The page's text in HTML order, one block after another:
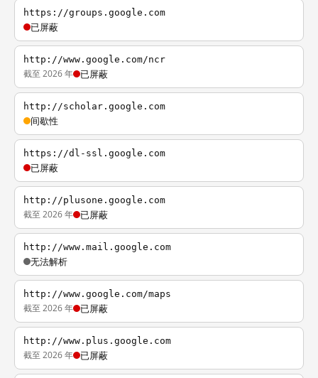
https://groups.google.com
已屏蔽
http://www.google.com/ncr
截至 2026 年 已屏蔽
http://scholar.google.com
间歇性
https://dl-ssl.google.com
已屏蔽
http://plusone.google.com
截至 2026 年 已屏蔽
http://www.mail.google.com
无法解析
http://www.google.com/maps
截至 2026 年 已屏蔽
http://www.plus.google.com
截至 2026 年 已屏蔽